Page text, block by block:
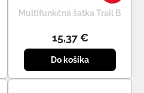
Multifunkčná šatka Trail B
15,37 €
Do košíka